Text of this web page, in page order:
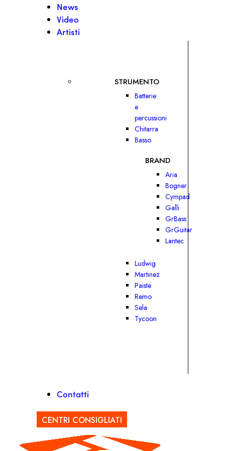
News
Video
Artisti
STRUMENTO
Batterie
e
percussioni
Chitarra
Basso
BRAND
Aria
Bogner
Cympad
Galli
GrBass
GrGuitar
Lantec
Ludwig
Martinez
Paiste
Remo
Sela
Tycoon
Contatti
CENTRI CONSIGLIATI